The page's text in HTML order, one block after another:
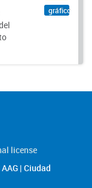
gráfico
license
| Ciudad